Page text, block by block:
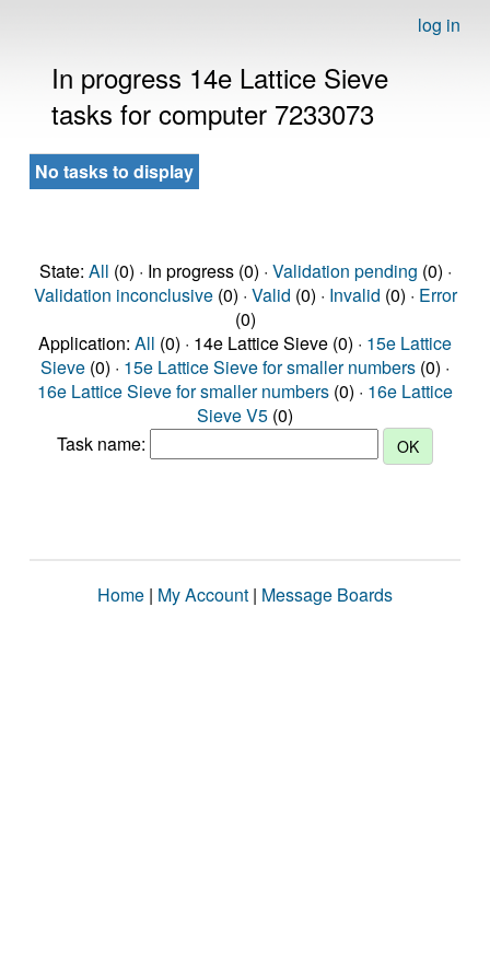
log in
In progress 14e Lattice Sieve
tasks for computer 7233073
No tasks to display
State: All (0) · In progress (0) · Validation pending (0) ·
Validation inconclusive(0) · Valid (0) · Invalid (0) · Error
(0)
Application: All (0) · 14e Lattice Sieve (0) · 15e Lattice
Sieve (0) · 15e Lattice Sieve for smaller numbers (0) ·
16e Lattice Sieve for smaller numbers (0) · 16e Lattice
Sieve V5 (0)
Task name:
Home | My Account | Message Boards